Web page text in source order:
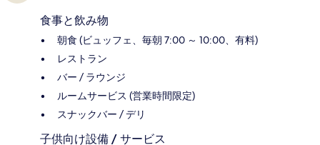
食事と飲み物
朝食 (ビュッフェ、毎朝 7:00 ～ 10:00、有料)
レストラン
バー / ラウンジ
ルームサービス (営業時間限定)
スナックバー / デリ
子供向け設備 / サービス